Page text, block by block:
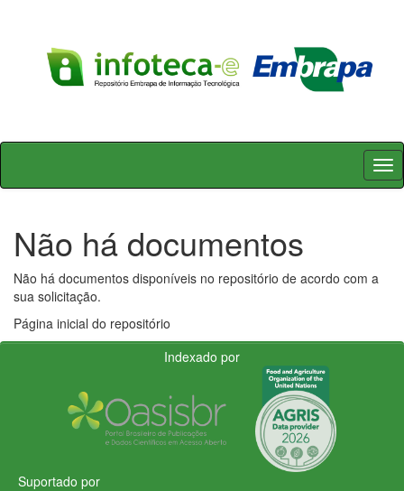
Skip
Não há documentos
Não há documentos disponíveis no repositório de acordo com a
sua solicitação.
Página inicial do repositório
Indexado por
Suportado por